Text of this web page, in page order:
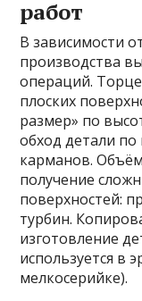
работ
В зависимости
производства
операций.
плоских
размер» по
обход детали
карманов.
получение
поверхностей:
турбин.
изготовление
используется в
мелкосерийке).